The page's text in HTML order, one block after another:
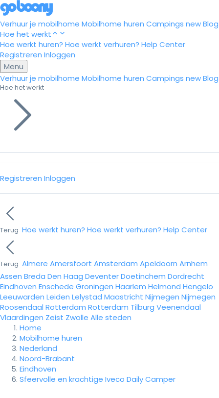
Verhuur je mobilhome Mobilhome huren Campings newBlog
Hoe het werkt
Hoe werkt huren? Hoe werkt verhuren? Help Center
Registreren Inloggen
Menu
Verhuur je mobilhome Mobilhome huren Campings newBlog
Hoe het werkt
Registreren Inloggen
Terug Hoe werkt huren? Hoe werkt verhuren? Help Center
Terug Almere Amersfoort Amsterdam Apeldoorn Arnhem
Assen Breda Den Haag DeventerDoetinchem Dordrecht
Eindhoven Enschede Groningen Haarlem Helmond Hengelo
Leeuwarden Leiden Lelystad Maastricht Nijmegen Nijmegen
Roosendaal Rotterdam Rotterdam Tilburg Veenendaal
Vlaardingen Zeist Zwolle Alle steden
Home
Mobilhome huren
Nederland
Noord-Brabant
Eindhoven
Sfeervolle en krachtige Iveco Daily Camper